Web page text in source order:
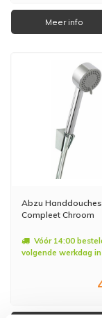
Meer info
Abzu
Compleet Chroom
Vóór 14:00
volgende werkdag